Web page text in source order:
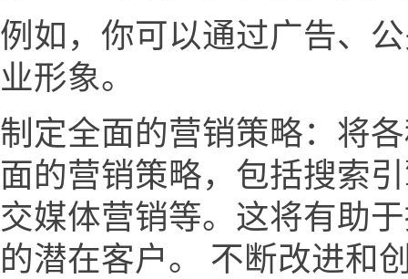
例如，你可以通过广告、
业形象。
制定全面的营销策略：将
面的营销策略，包括搜索
交媒体营销等。这将有助
的潜在客户。 不断改进和